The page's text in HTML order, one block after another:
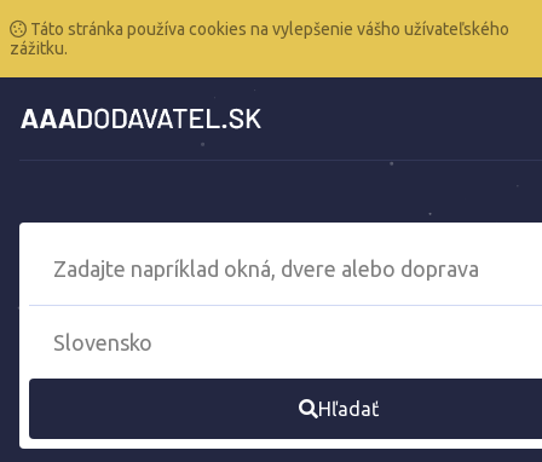
Táto stránka používa cookies na vylepšenie vášho užívateľského
zážitku.
Hľadať